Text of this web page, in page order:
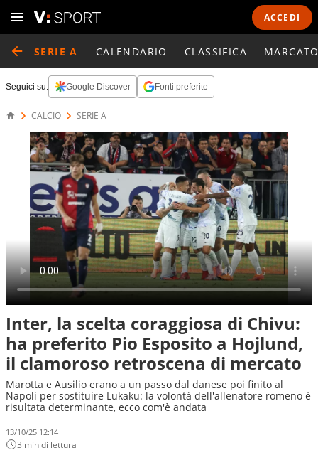
ACCEDI
SERIE A CALENDARIO CLASSIFICA
Seguici su: Google Discover Fonti preferite
CALCIO SERIE A
Inter, la scelta coraggiosa di Chivu:
ha preferito Pio Esposito a Hojlund,
il clamoroso retroscena di mercato
Marotta e Ausilio erano a un passo dal danese poi finito al
Napoli per sostituire Lukaku: la volontà dell'allenatore romeno è
risultata determinante, ecco com'è andata
13/10/25 12:14
3 min di lettura